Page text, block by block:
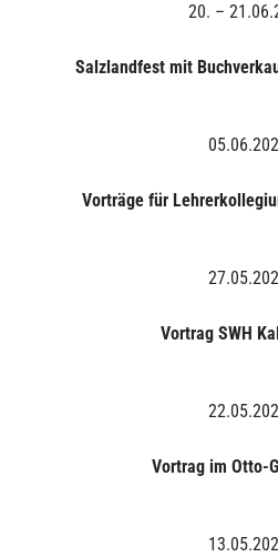
20. –
Salzlandfest mit
Vorträge für
Vortrag SWH
Vortrag im Otto-